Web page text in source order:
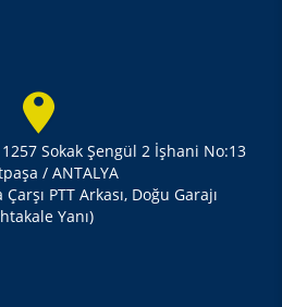
Sokak Şengül 2 İşhani No:13
/ ANTALYA
PTT Arkası, Doğu Garajı
Yanı)